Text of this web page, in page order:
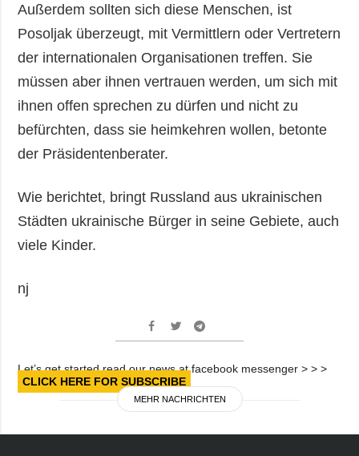
Außerdem sollten sich diese Menschen, ist
Posoljak überzeugt, mit Vermittlern oder Vertretern
der internationalen Organisationen treffen. Sie
müssen aber ihnen vertrauen werden, um sich mit
ihnen offen sprechen zu dürfen und nicht zu
befürchten, dass sie heimkehren wollen, betonte
der Präsidentenberater.
Wie berichtet, bringt Russland aus ukrainischen
Städten ukrainische Bürger in seine Gebiete, auch
viele Kinder.
nj
Let’s get started read our news at facebook messenger > > >
CLICK HERE FOR SUBSCRIBE
MEHR NACHRICHTEN